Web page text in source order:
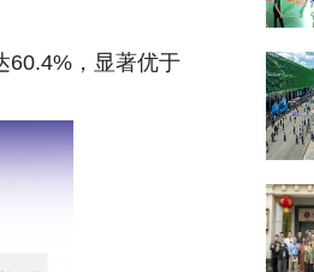
60.4%，显著优于